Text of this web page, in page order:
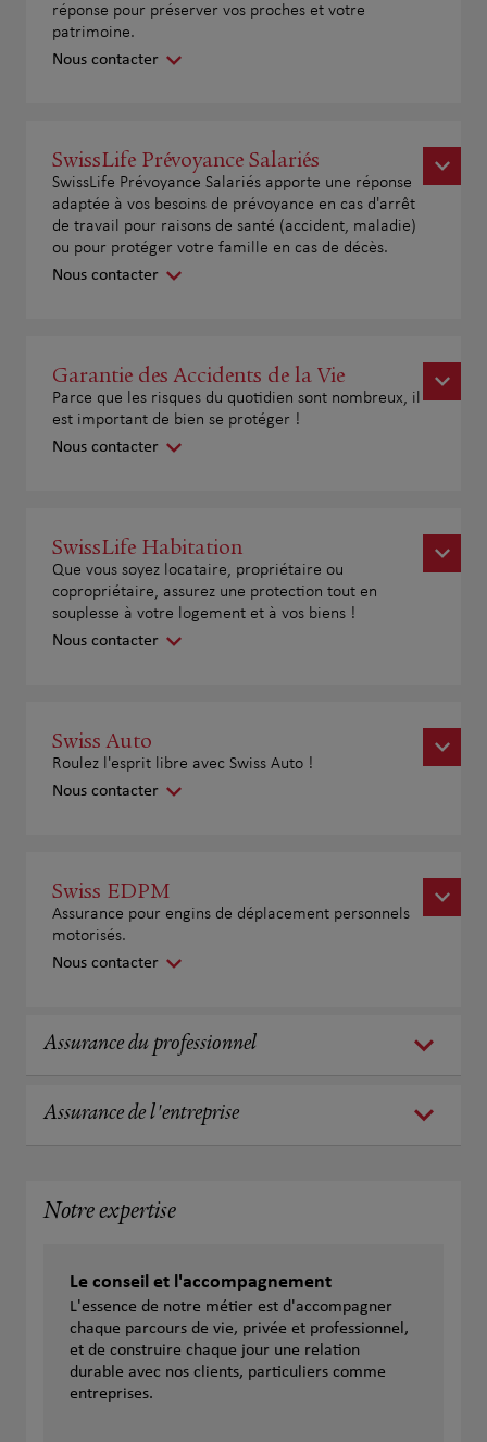
réponse pour préserver vos proches et votre
patrimoine.
Nous contacter
SwissLife Prévoyance Salariés
SwissLife Prévoyance Salariés apporte une réponse
adaptée à vos besoins de prévoyance en cas d'arrêt
de travail pour raisons de santé (accident, maladie)
ou pour protéger votre famille en cas de décès.
Nous contacter
Garantie des Accidents de la Vie
Parce que les risques du quotidien sont nombreux, il
est important de bien se protéger !
Nous contacter
SwissLife Habitation
Que vous soyez locataire, propriétaire ou
copropriétaire, assurez une protection tout en
souplesse à votre logement et à vos biens !
Nous contacter
Swiss Auto
Roulez l'esprit libre avec Swiss Auto !
Nous contacter
Swiss EDPM
Assurance pour engins de déplacement personnels
motorisés.
Nous contacter
Assurance du professionnel
Assurance de l'entreprise
Notre expertise
Le conseil et l'accompagnement
L'essence de notre métier est d'accompagner
chaque parcours de vie, privée et professionnel,
et de construire chaque jour une relation
durable avec nos clients, particuliers comme
entreprises.